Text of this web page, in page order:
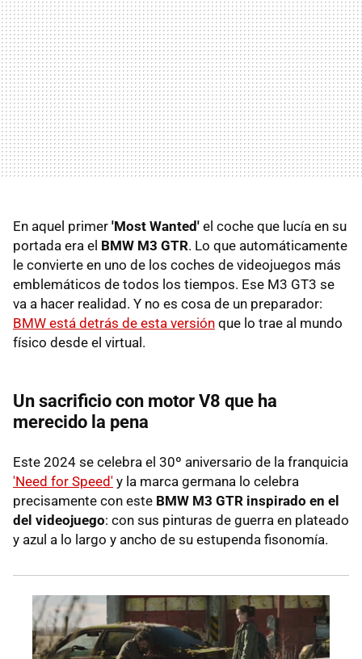
En aquel primer 'Most Wanted' el coche que lucía en su
portada era el BMW M3 GTR. Lo que automáticamente
le convierte en uno de los coches de videojuegos más
emblemáticos de todos los tiempos. Ese M3 GT3 se
va a hacer realidad. Y no es cosa de un preparador:
BMW está detrás de esta versión que lo trae al mundo
físico desde el virtual.
Un sacrificio con motor V8 que ha
merecido la pena
Este 2024 se celebra el 30º aniversario de la franquicia
'Need for Speed' y la marca germana lo celebra
precisamente con este BMW M3 GTR inspirado en el
del videojuego: con sus pinturas de guerra en plateado
y azul a lo largo y ancho de su estupenda fisonomía.